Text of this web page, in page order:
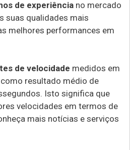
de experiência no mercado
suas qualidades mais
melhores performances em
de velocidade medidos em
resultado médio de
Isto significa que
velocidades em termos de
mais notícias e serviços